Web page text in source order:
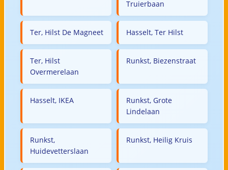
Truierbaan
Ter, Hilst De Magneet Hasselt, Ter Hilst
Ter, Hilst
Overmerelaan
Runkst, Biezenstraat
Hasselt, IKEA
Runkst, Grote
Lindelaan
Runkst,
Huidevetterslaan
Runkst, Heilig Kruis